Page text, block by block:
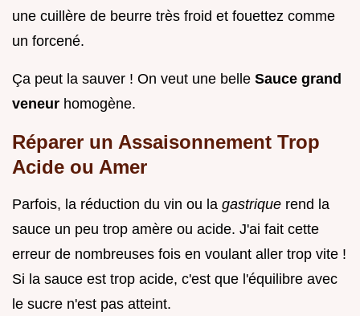
une cuillère de beurre très froid et fouettez comme
un forcené.
Ça peut la sauver ! On veut une belle Sauce grand
veneur homogène.
Réparer un Assaisonnement Trop
Acide ou Amer
Parfois, la réduction du vin ou la gastrique rend la
sauce un peu trop amère ou acide. J'ai fait cette
erreur de nombreuses fois en voulant aller trop vite !
Si la sauce est trop acide, c'est que l'équilibre avec
le sucre n'est pas atteint.